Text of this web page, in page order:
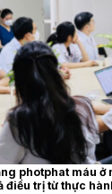
photphat máu ở
điều trị từ thực